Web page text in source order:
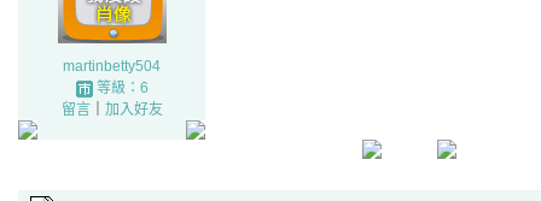
martinbetty504
等級：6
留言｜ 加入好友